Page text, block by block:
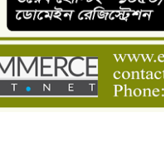
চাঁপাইনবাবগঞ্জে শেষ হয়েছে ৫ দিনের স্কাউট ইউনিট
বাংলাদেশ স্কাউটস দিবস পালন
পানি সংকট, কলস নিয়ে বিক্ষোভ
ঈদের শুভেচ্ছা জানিয়েছেন সাবেক ছাত্রলীগ নেতা
শিশু সুরক্ষা বিষয়ে চাঁপাইনবাবগঞ্জে দুই দিনব্যাপী